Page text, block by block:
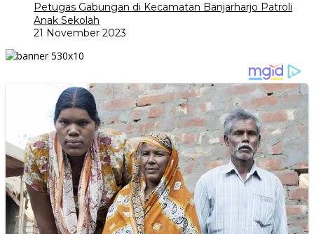
Petugas Gabungan di Kecamatan Banjarharjo Patroli
Anak Sekolah
21 November 2023